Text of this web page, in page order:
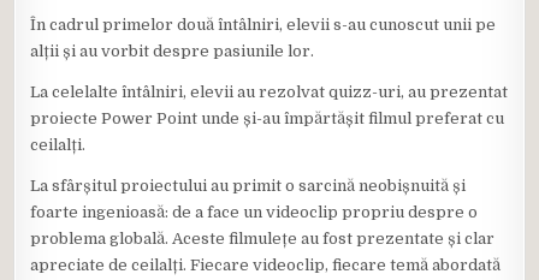
În cadrul primelor două întâlniri, elevii s-au cunoscut unii pe
alții și au vorbit despre pasiunile lor.
La celelalte întâlniri, elevii au rezolvat quizz-uri, au prezentat
proiecte Power Point unde și-au împărtășit filmul preferat cu
ceilalți.
La sfârșitul proiectului au primit o sarcină neobișnuită și
foarte ingenioasă: de a face un videoclip propriu despre o
problema globală. Aceste filmulețe au fost prezentate și clar
apreciate de ceilalți. Fiecare videoclip, fiecare temă abordată